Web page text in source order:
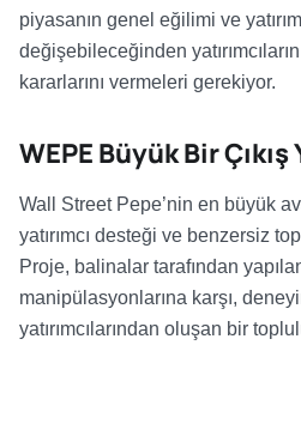
piyasanın genel eğilimi ve
değişebileceğinden
kararlarını vermeleri gerekiyor.
WEPE Büyük Bir
Wall Street Pepe’nin en büyük
yatırımcı desteği ve benzersiz
Proje, balinalar tarafından
manipülasyonlarına karşı,
yatırımcılarından oluşan bir